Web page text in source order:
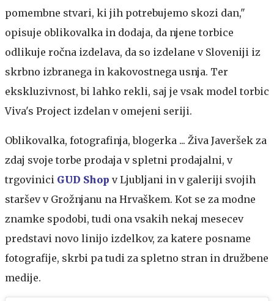
pomembne stvari, ki jih potrebujemo skozi dan,"
opisuje oblikovalka in dodaja, da njene torbice
odlikuje ročna izdelava, da so izdelane v Sloveniji iz
skrbno izbranega in kakovostnega usnja. Ter
ekskluzivnost, bi lahko rekli, saj je vsak model torbic
Viva's Project izdelan v omejeni seriji.
Oblikovalka, fotografinja, blogerka ... Živa Javeršek za
zdaj svoje torbe prodaja v spletni prodajalni, v
trgovinici GUD Shop v Ljubljani in v galeriji svojih
staršev v Grožnjanu na Hrvaškem. Kot se za modne
znamke spodobi, tudi ona vsakih nekaj mesecev
predstavi novo linijo izdelkov, za katere posname
fotografije, skrbi pa tudi za spletno stran in družbene
medije.